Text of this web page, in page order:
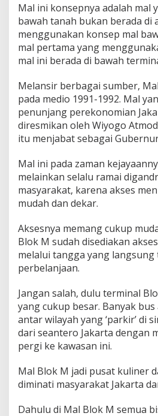
Mal ini konsepnya adalah mal
bawah tanah bukan berada di
menggunakan konsep mal
mal pertama yang
mal ini berada di bawah
Melansir berbagai sumber,
pada medio 1991-1992. Mal
penunjang perekonomian
diresmikan oleh Wiyogo
itu menjabat sebagai
Mal ini pada zaman
melainkan selalu ramai
masyarakat, karena akses
mudah dan dekar.
Aksesnya memang cukup
Blok M sudah disediakan
melalui tangga yang
perbelanjaan.
Jangan salah, dulu terminal
yang cukup besar. Banyak
antar wilayah yang ‘parkir’ di
dari seantero Jakarta dengan
pergi ke kawasan ini.
Mal Blok M jadi pusat kuliner
diminati masyarakat Jakarta
Dahulu di Mal Blok M semua